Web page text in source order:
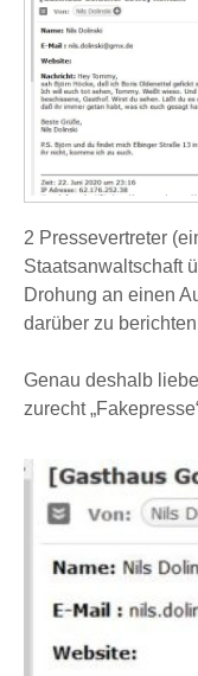
2 Pressevertreter
Staatsanwaltschaft
Drohung an einen
darüber zu
Genau deshalb
zurecht